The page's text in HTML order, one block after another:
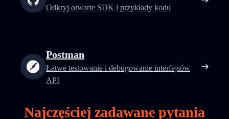
Odkryj otwarte SDK i przykłady kodu
Postman
Łatwe testowanie i debugowanie interfejsów
API
Najczęściej zadawane pytania